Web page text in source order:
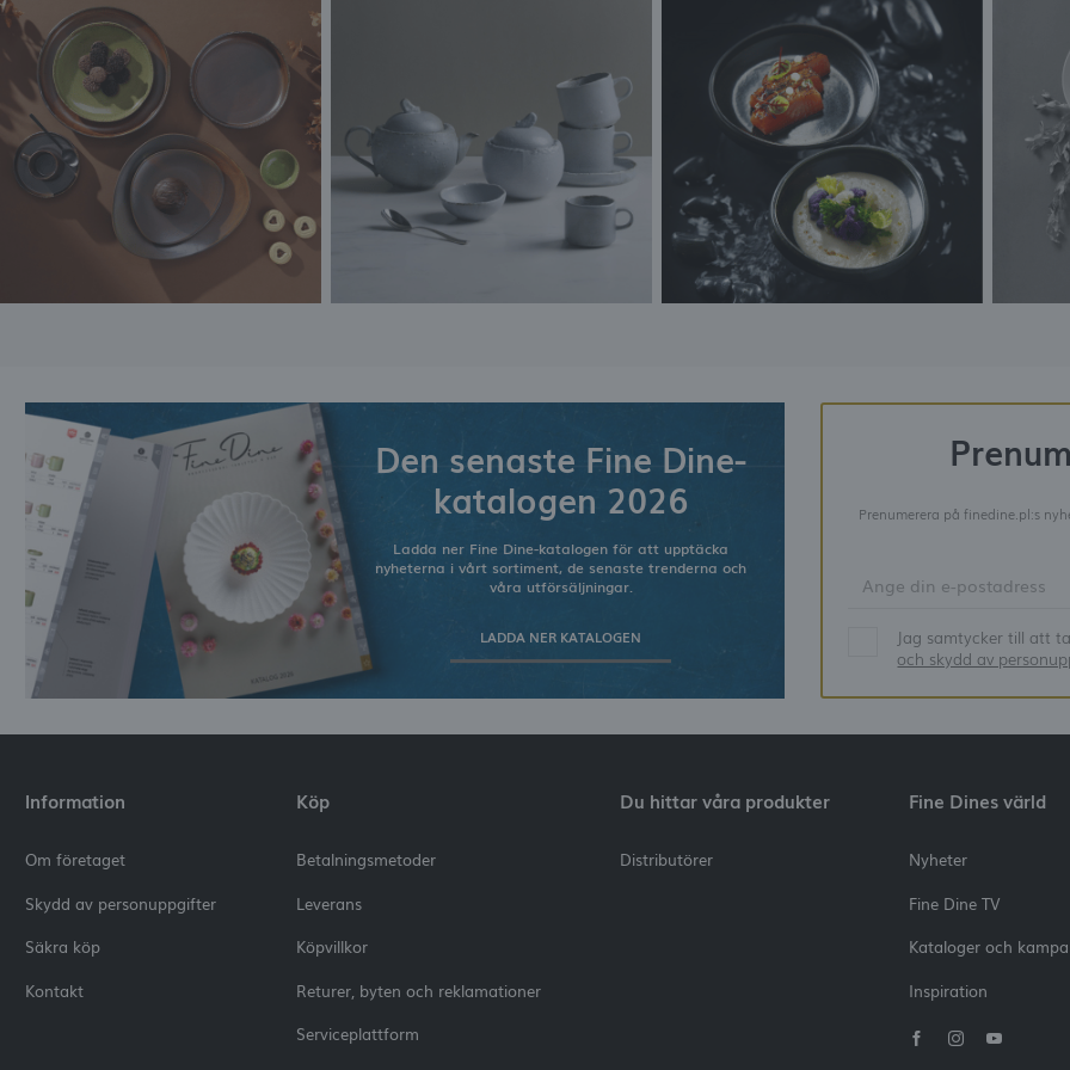
Den senaste Fine Dine-
katalogen 2026
Ladda ner Fine Dine-katalogen för att upptäcka
nyheterna i vårt sortiment, de senaste trenderna och
våra utförsäljningar.
LADDA NER KATALOGEN
Prenumerera på finedine.pl:s
Jag samtycker till att
och skydd av
Information
Om företaget
Skydd av personuppgifter
Säkra köp
Kontakt
Köp
Betalningsmetoder
Leverans
Köpvillkor
Returer, byten och reklamationer
Serviceplattform
Du hittar våra produkter
Distributörer
Fine Dines värld
Nyheter
Fine Dine TV
Kataloger och
Inspiration